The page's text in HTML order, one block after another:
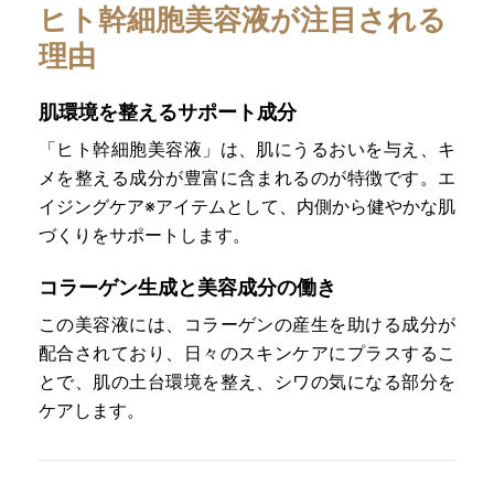
ヒト幹細胞美容液が注目される
理由
肌環境を整えるサポート成分
「ヒト幹細胞美容液」は、肌にうるおいを与え、キ
メを整える成分が豊富に含まれるのが特徴です。エ
イジングケア※アイテムとして、内側から健やかな肌
づくりをサポートします。
コラーゲン生成と美容成分の働き
この美容液には、コラーゲンの産生を助ける成分が
配合されており、日々のスキンケアにプラスするこ
とで、肌の土台環境を整え、シワの気になる部分を
ケアします。